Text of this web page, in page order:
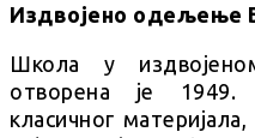
Издвојено одељење
Школа у
отворена је
класичног